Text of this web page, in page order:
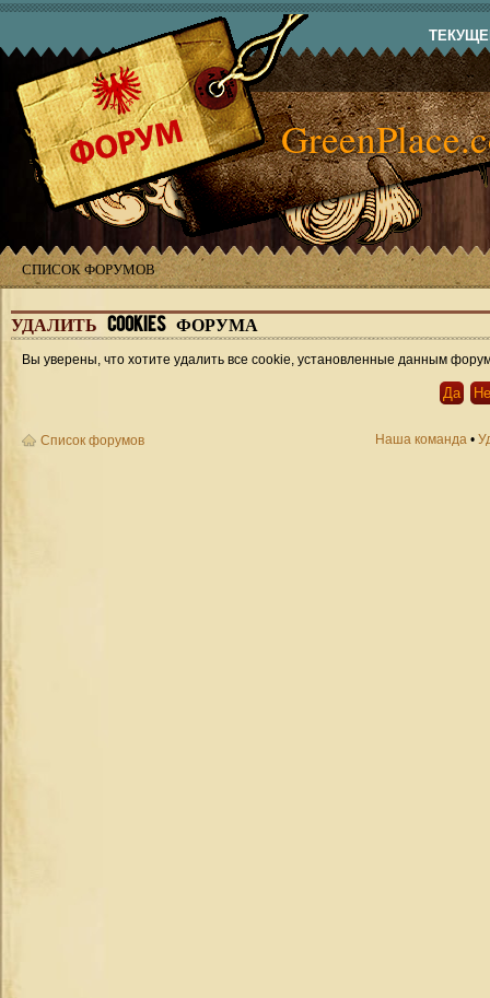
СПИСОК ФОРУМОВ
УДАЛИТЬ COOKIES ФОРУМА
Вы уверены, что хотите удалить все cookie, установленные данным
Список форумов Наша команда •